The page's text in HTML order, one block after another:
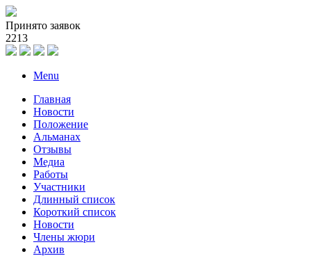
Принято заявок
2213
Menu
Главная
Новости
Положение
Альманах
Отзывы
Медиа
Работы
Участники
Длинный список
Короткий список
Новости
Члены жюри
Архив